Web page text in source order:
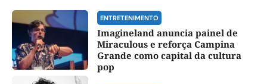
ENTRETENIMENTO
Imagineland anuncia painel de
Miraculous e reforça Campina
Grande como capital da cultura
pop